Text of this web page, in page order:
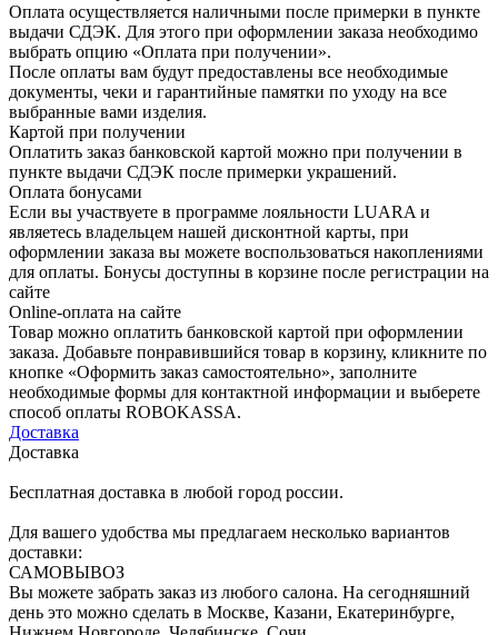
Оплата осуществляется наличными после примерки в пункте
выдачи СДЭК. Для этого при оформлении заказа необходимо
выбрать опцию «Оплата при получении».
После оплаты вам будут предоставлены все необходимые
документы, чеки и гарантийные памятки по уходу на все
выбранные вами изделия.
Картой при получении
Оплатить заказ банковской картой можно при получении в
пункте выдачи СДЭК после примерки украшений.
Оплата бонусами
Если вы участвуете в программе лояльности LUARA и
являетесь владельцем нашей дисконтной карты, при
оформлении заказа вы можете воспользоваться накоплениями
для оплаты. Бонусы доступны в корзине после регистрации на
сайте
Online-оплата на сайте
Товар можно оплатить банковской картой при оформлении
заказа. Добавьте понравившийся товар в корзину, кликните по
кнопке «Оформить заказ самостоятельно», заполните
необходимые формы для контактной информации и выберете
способ оплаты ROBOKASSA.
Доставка
Доставка
Бесплатная доставка в любой город россии.
Для вашего удобства мы предлагаем несколько вариантов
доставки:
САМОВЫВОЗ
Вы можете забрать заказ из любого салона. На сегодняшний
день это можно сделать в Москве, Казани, Екатеринбурге,